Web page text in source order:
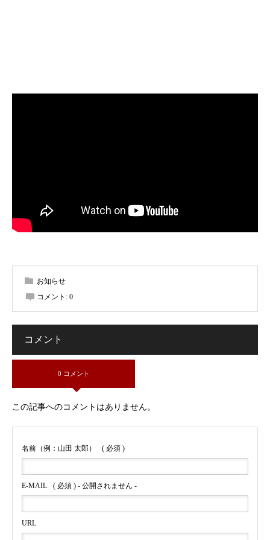
お知らせ
コメント: 0
コメント
0 コメント
この記事へのコメントはありません。
名前（例：山田 太郎） ( 必須 )
E-MAIL ( 必須 ) - 公開されません -
URL